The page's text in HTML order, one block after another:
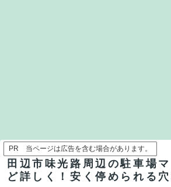
PR 当ページは広告を含む場合があります。
田辺市味光路周辺の駐車場
ど詳しく！安く停められる穴